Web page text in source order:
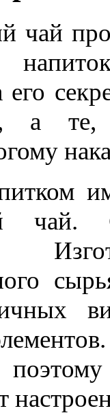
чай
а
чай.